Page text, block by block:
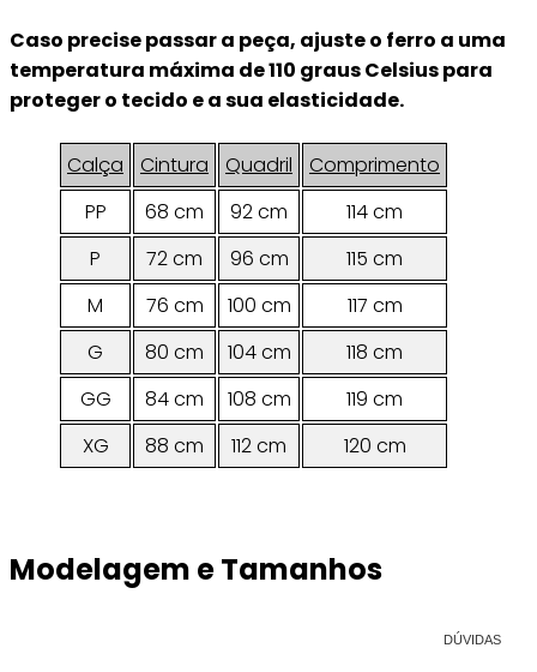
Caso precise passar a peça, ajuste o ferro a uma
temperatura máxima de 110 graus Celsius para
proteger o tecido e a sua elasticidade.
Calça Cintura Quadril
Comprimento
PP
68 cm 92 cm
114 cm
P
72 cm 96 cm
115 cm
M
76 cm 100 cm
117 cm
G
80 cm 104 cm
118 cm
GG
84 cm 108 cm
119 cm
XG
88 cm 112 cm 120 cm
Modelagem e Tamanhos
DÚVIDAS